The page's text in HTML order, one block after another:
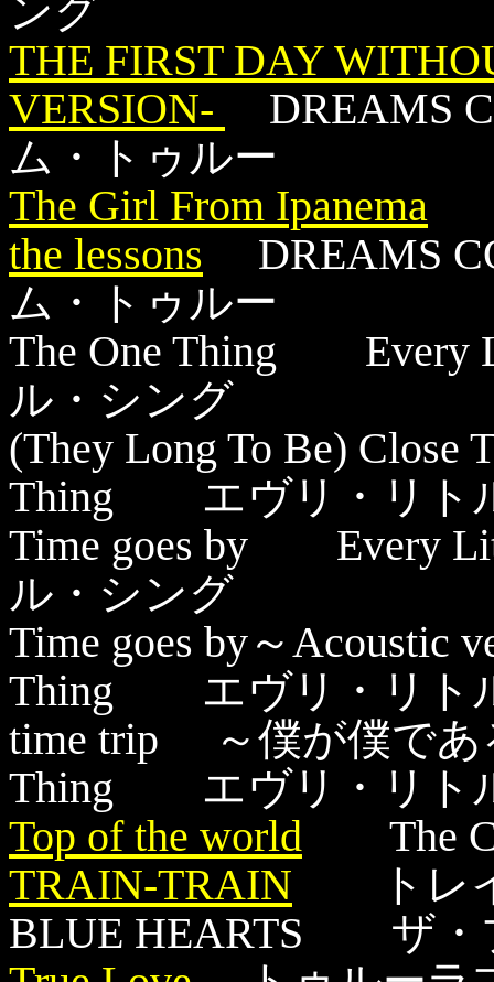
ング
THE FIRST DAY
VERSION-
DREAMS
ム・トゥルー
The Girl From Ipanema
the lessons DREAMS
ム・トゥルー
The One Thing
ル・シング
(They Long To Be)
Thing エヴリ・リ
Time goes by Every
ル・シング
Time goes by～
Thing エヴリ・リ
time trip ～僕が僕で
Thing エヴリ・リト
Top of the world The
TRAIN-TRAIN トレ
BLUE HEARTS ザ・